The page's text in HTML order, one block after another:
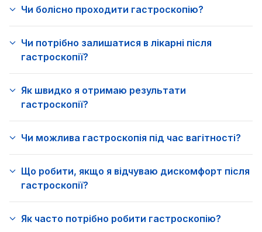
Чи болісно проходити гастроскопію?
Чи потрібно залишатися в лікарні після
гастроскопії?
Як швидко я отримаю результати
гастроскопії?
Чи можлива гастроскопія під час вагітності?
Що робити, якщо я відчуваю дискомфорт після
гастроскопії?
Як часто потрібно робити гастроскопію?